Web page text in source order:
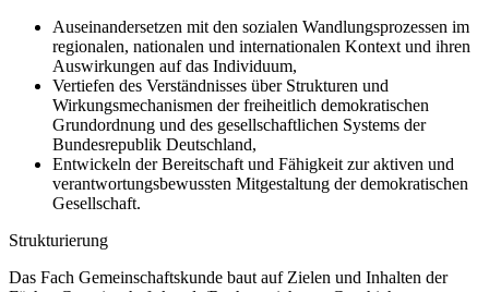
Auseinandersetzen mit den sozialen Wandlungsprozessen im
regionalen, nationalen und internationalen Kontext und ihren
Auswirkungen auf das Individuum,
Vertiefen des Verständnisses über Strukturen und
Wirkungsmechanismen der freiheitlich demokratischen
Grundordnung und des gesellschaftlichen Systems der
Bundesrepublik Deutschland,
Entwickeln der Bereitschaft und Fähigkeit zur aktiven und
verantwortungsbewussten Mitgestaltung der demokratischen
Gesellschaft.
Strukturierung
Das Fach Gemeinschaftskunde baut auf Zielen und Inhalten der